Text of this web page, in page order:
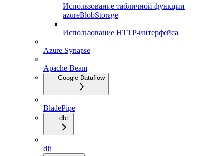
Использование табличной функции
azureBlobStorage
Использование HTTP-интерфейса
Azure Synapse
Apache Beam
Google Dataflow
BladePipe
dbt
dlt